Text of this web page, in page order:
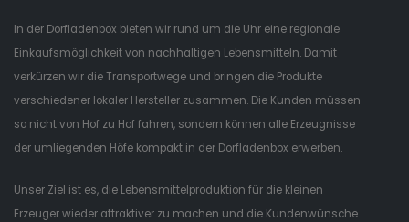
In der Dorfladenbox bieten wir rund um die Uhr eine regionale
Einkaufsmöglichkeit von nachhaltigen Lebensmitteln. Damit
verkürzen wir die Transportwege und bringen die Produkte
verschiedener lokaler Hersteller zusammen. Die Kunden müssen
so nicht von Hof zu Hof fahren, sondern können alle Erzeugnisse
der umliegenden Höfe kompakt in der Dorfladenbox erwerben.
Unser Ziel ist es, die Lebensmittelproduktion für die kleinen
Erzeuger wieder attraktiver zu machen und die Kundenwünsche